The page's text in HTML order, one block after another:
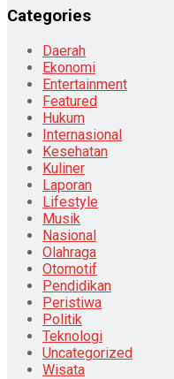
Categories
Daerah
Ekonomi
Entertainment
Featured
Hukum
Internasional
Kesehatan
Kuliner
Laporan
Lifestyle
Musik
Nasional
Olahraga
Otomotif
Pendidikan
Peristiwa
Politik
Teknologi
Uncategorized
Wisata